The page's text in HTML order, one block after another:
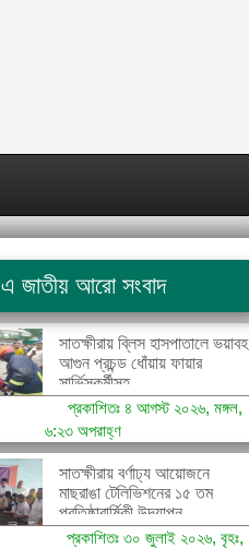
এ জাতীয় আরো সংবাদ
সাতক্ষীরায় ব্লিস হাসপাতালে ভয়াবহ
আগুন প্রচন্ড ধোঁয়ায় ফায়ার
সার্ভিসকর্মীসহ...
প্রকাশিতঃ ৪ আগস্ট ২০২৬, মঙ্গল,
৬:২৩ অপরাহ্ণ
সাতক্ষীরায় বর্ণাঢ্য আয়োজনে
মাছরাঙা টেলিভিশনের ১৫ তম
প্রতিষ্ঠাবার্ষিকী উদযাপন
প্রকাশিতঃ ৩০ জুলাই ২০২৬, বৃহঃ,